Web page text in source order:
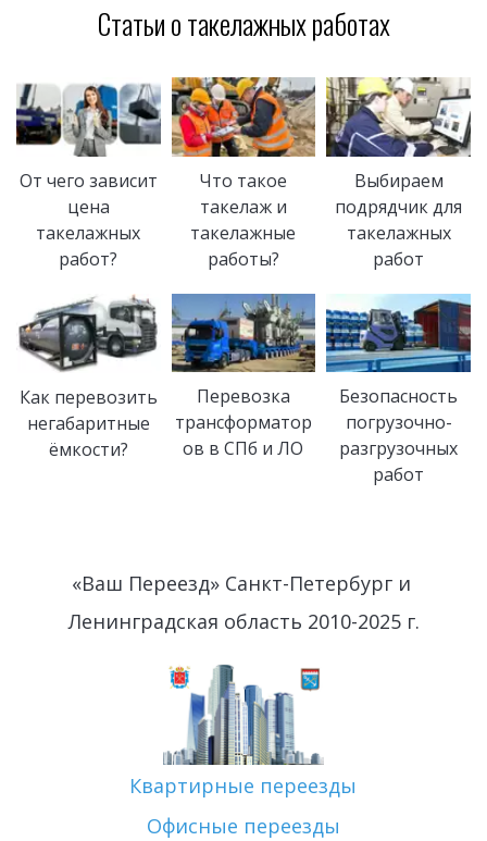
Статьи о такелажных работах
От чего зависит
цена
такелажных
работ?
Что такое
такелаж и
такелажные
работы?
Выбираем
подрядчик для
такелажных
работ
Как перевозить
негабаритные
ёмкости?
Перевозка
трансформатор
ов в СПб и ЛО
Безопасность
погрузочно-
разгрузочных
работ
«Ваш Переезд» Санкт-Петербург и
Ленинградская область 2010-2025 г.
Квартирные переезды
Офисные переезды